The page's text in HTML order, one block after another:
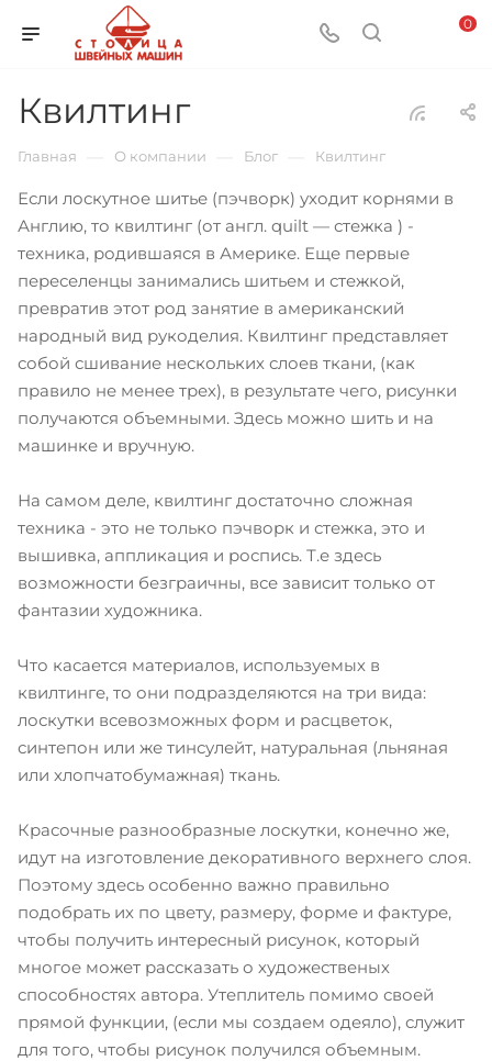
0
Квилтинг
Главная О компании Блог Квилтинг
Если лоскутное шитье (пэчворк) уходит корнями в
Англию, то квилтинг (от англ. quilt — стежка ) -
техника, родившаяся в Америке. Еще первые
переселенцы занимались шитьем и стежкой,
превратив этот род занятие в американский
народный вид рукоделия. Квилтинг представляет
собой сшивание нескольких слоев ткани, (как
правило не менее трех), в результате чего, рисунки
получаются объемными. Здесь можно шить и на
машинке и вручную.
На самом деле, квилтинг достаточно сложная
техника - это не только пэчворк и стежка, это и
вышивка, аппликация и роспись. Т.е здесь
возможности безграичны, все зависит только от
фантазии художника.
Что касается материалов, используемых в
квилтинге, то они подразделяются на три вида:
лоскутки всевозможных форм и расцветок,
синтепон или же тинсулейт, натуральная (льняная
или хлопчатобумажная) ткань.
Красочные разнообразные лоскутки, конечно же,
идут на изготовление декоративного верхнего слоя.
Поэтому здесь особенно важно правильно
подобрать их по цвету, размеру, форме и фактуре,
чтобы получить интересный рисунок, который
многое может рассказать о художественых
способностях автора. Утеплитель помимо своей
прямой функции, (если мы создаем одеяло), служит
для того, чтобы рисунок получился объемным.